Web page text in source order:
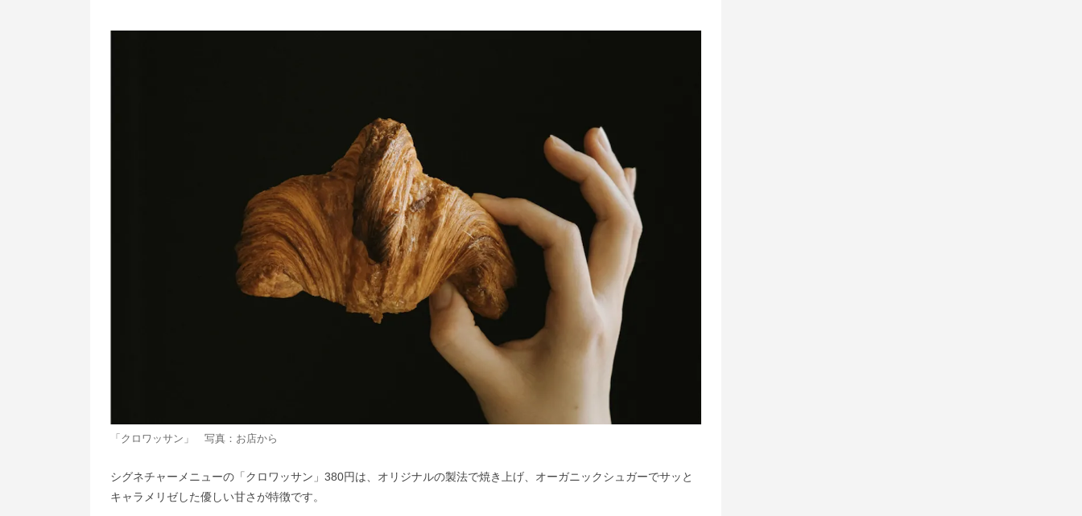
「クロワッサン」 写真：お店から
シグネチャーメニューの「クロワッサン」380円は、オリジナルの製法で焼き上げ、オーガニックシュガーでサッと
キャラメリゼした優しい甘さが特徴です。